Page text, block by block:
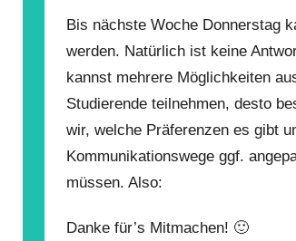
Bis nächste Woche Donnerstag
werden. Natürlich ist keine
kannst mehrere Möglichkeiten
Studierende teilnehmen, desto
wir, welche Präferenzen es gibt
Kommunikationswege ggf.
müssen. Also:
Danke für’s Mitmachen! 🙂